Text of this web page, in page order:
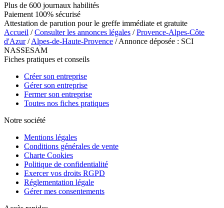
Plus de 600 journaux habilités
Paiement 100% sécurisé
Attestation de parution pour le greffe immédiate et gratuite
Accueil /Consulter les annonces légales /Provence-Alpes-Côte
d'Azur/Alpes-de-Haute-Provence / Annonce déposée : SCI
NASSESAM
Fiches pratiques et conseils
Créer son entreprise
Gérer son entreprise
Fermer son entreprise
Toutes nos fiches pratiques
Notre société
Mentions légales
Conditions générales de vente
Charte Cookies
Politique de confidentialité
Exercer vos droits RGPD
Réglementation légale
Gérer mes consentements